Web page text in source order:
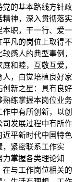
党的基本路线方针政
神，深入贯彻落实
本职，干一行、爱一
平凡的岗位上取得不
感人的典型事例，
和睦，互敬互爱，
，自觉培植良好家
创新之星：具有良好
熟练掌握本岗位业务
中有所创新，以创
司发展过程中有所作
近平新时代中国特色
紧密联系工作实
掌握各类理论知
与工作岗位相关的